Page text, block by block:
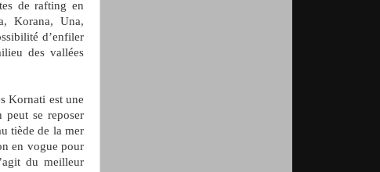
de rafting en
Korana, Una,
d’enfiler
des vallées
Kornati est une
peut se reposer
tiède de la mer
en vogue pour
du meilleur